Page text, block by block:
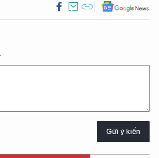
Gửi ý kiến